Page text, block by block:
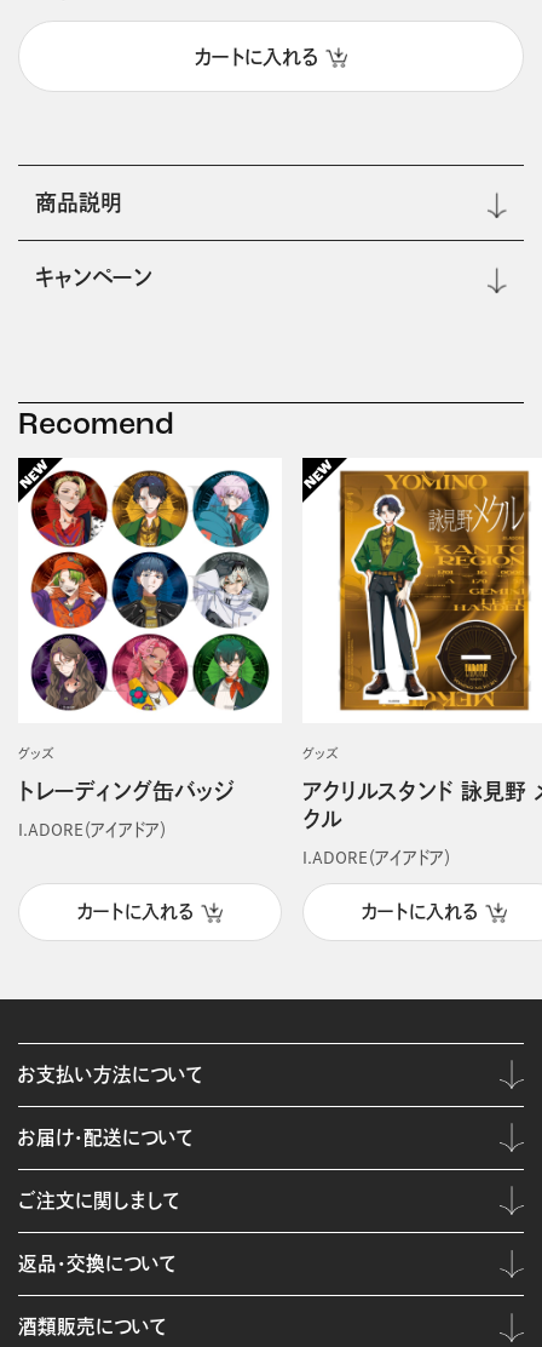
カートに入れる
商品説明
キャンペーン
Recomend
グッズ
トレーディング缶バッジ
I.ADORE（アイアドア）
カートに入れる
グッズ
アクリルスタンド 詠見野
クル
I.ADORE（アイアドア）
カートに入れる
お支払い方法について
お届け・配送について
ご注文に関しまして
返品・交換について
酒類販売について